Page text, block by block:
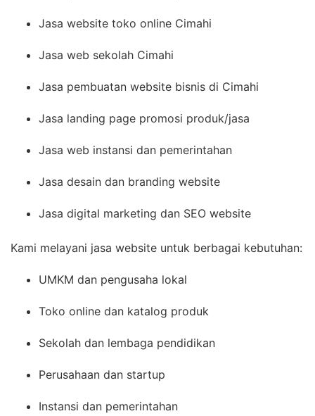
Jasa website toko online Cimahi
Jasa web sekolah Cimahi
Jasa pembuatan website bisnis di Cimahi
Jasa landing page promosi produk/jasa
Jasa web instansi dan pemerintahan
Jasa desain dan branding website
Jasa digital marketing dan SEO website
Kami melayani jasa website untuk berbagai kebutuhan:
UMKM dan pengusaha lokal
Toko online dan katalog produk
Sekolah dan lembaga pendidikan
Perusahaan dan startup
Instansi dan pemerintahan